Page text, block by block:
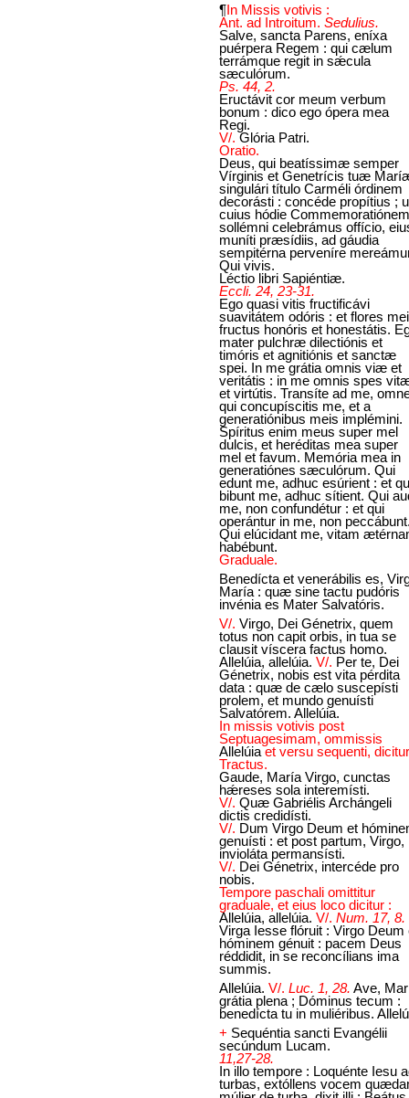
¶In Missis votivis :
Ant. ad Introitum. Sedulius.
Salve, sancta Parens, eníxa
puérpera Regem : qui cælum
terrámque regit in sǽcula
sæculórum.
Ps. 44, 2.
Eructávit cor meum verbum
bonum : dico ego ópera mea
Regi.
V/.Glória Patri.
Oratio.
Deus, qui beatíssimæ semper
Vírginis et Genetrícis tuæ
singulári título Carméli órdinem
decorásti : concéde propítius ;
cuius hódie Commemoratiónem
sollémni celebrámus offício,
muníti præsídiis, ad gáudia
sempitérna perveníre
Qui vivis.
Léctio libri Sapiéntiæ.
Eccli. 24, 23-31.
Ego quasi vitis fructificávi
suavitátem odóris : et flores mei
fructus honóris et honestátis.
mater pulchræ dilectiónis et
timóris et agnitiónis et sanctæ
spei. In me grátia omnis viæ et
veritátis : in me omnis spes
et virtútis. Transíte ad me,
qui concupíscitis me, et a
generatiónibus meis implémini.
Spíritus enim meus super mel
dulcis, et heréditas mea super
mel et favum. Memória mea in
generatiónes sæculórum. Qui
edunt me, adhuc esúrient : et
bibunt me, adhuc sítient. Qui
me, non confundétur : et qui
operántur in me, non
Qui elúcidant me, vitam
habébunt.
Graduale.
Benedícta et venerábilis es,
María : quæ sine tactu pudóris
invénia es Mater Salvatóris.
V/. Virgo, Dei Génetrix, quem
totus non capit orbis, in tua se
clausit víscera factus homo.
Allelúia, allelúia. V/. Per te, Dei
Génetrix, nobis est vita pérdita
data : quæ de cælo suscepísti
prolem, et mundo genuísti
Salvatórem. Allelúia.
In missis votivis post
Septuagesimam, ommissis
Allelúiaet versu sequenti, dicitur
Tractus.
Gaude, María Virgo, cunctas
hǽreses sola interemísti.
V/. Quæ Gabriélis Archángeli
dictis credidísti.
V/. Dum Virgo Deum et
genuísti : et post partum, Virgo,
invioláta permansísti.
V/. Dei Génetrix, intercéde pro
nobis.
Tempore paschali omittitur
graduale, et eius loco dicitur :
Allelúia, allelúia. V/. Num. 17, 8.
Virga Iesse flóruit : Virgo Deum
hóminem génuit : pacem Deus
réddidit, in se reconcílians ima
summis.
Allelúia. V/. Luc. 1, 28. Ave,
grátia plena ; Dóminus tecum :
benedícta tu in muliéribus.
+ Sequéntia sancti Evangélii
secúndum Lucam.
11,27-28.
In illo tempore : Loquénte Iesu
turbas, extóllens vocem